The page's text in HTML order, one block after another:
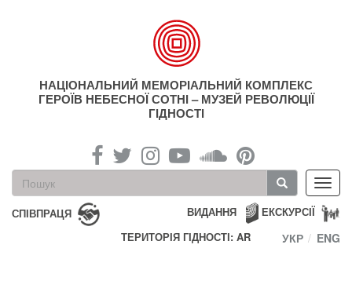
НАЦІОНАЛЬНИЙ МЕМОРІАЛЬНИЙ КОМПЛЕКС
ГЕРОЇВ НЕБЕСНОЇ СОТНІ – МУЗЕЙ РЕВОЛЮЦІЇ
ГІДНОСТІ
Пошукова
форма
Пошук
СПІВПРАЦЯ ЕКСКУРСІЇ
ВИДАННЯ
ТЕРИТОРІЯ ГІДНОСТІ: AR
УКР ENG